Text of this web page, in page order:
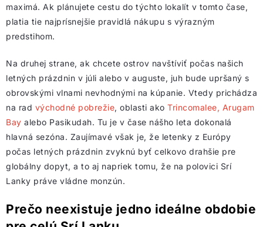
maximá. Ak plánujete cestu do týchto lokalít v tomto čase,
platia tie najprísnejšie pravidlá nákupu s výrazným
predstihom.
Na druhej strane, ak chcete ostrov navštíviť počas našich
letných prázdnin v júli alebo v auguste, juh bude upršaný s
obrovskými vlnami nevhodnými na kúpanie. Vtedy prichádza
na rad východné pobrežie, oblasti ako Trincomalee, Arugam
Bay alebo Pasikudah. Tu je v čase nášho leta dokonalá
hlavná sezóna. Zaujímavé však je, že letenky z Európy
počas letných prázdnin zvyknú byť celkovo drahšie pre
globálny dopyt, a to aj napriek tomu, že na polovici Srí
Lanky práve vládne monzún.
Prečo neexistuje jedno ideálne obdobie